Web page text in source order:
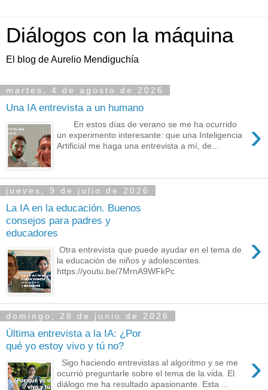
Diálogos con la máquina
El blog de Aurelio Mendiguchía
martes, 4 de agosto de 2026
Una IA entrevista a un humano
›
En estos días de verano se me ha ocurrido
un experimento interesante: que una Inteligencia
Artificial me haga una entrevista a mí, de...
jueves, 9 de julio de 2026
La IA en la educación. Buenos
consejos para padres y
educadores
›
Otra entrevista que puede ayudar en el tema de
la educación de niños y adolescentes.
https://youtu.be/7MrnA9WFkPc
domingo, 28 de junio de 2026
Última entrevista a la IA: ¿Por
qué yo estoy vivo y tú no?
›
Sigo haciendo entrevistas al algoritmo y se me
ocurrió preguntarle sobre el tema de la vida. El
diálogo me ha resultado apasionante. Esta ...